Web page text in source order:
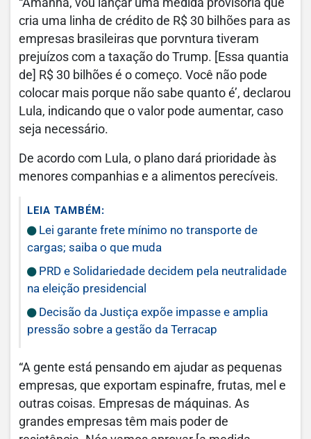
“Amanhã, vou lançar uma medida provisória que
cria uma linha de crédito de R$ 30 bilhões para as
empresas brasileiras que porvntura tiveram
prejuízos com a taxação do Trump. [Essa quantia
de] R$ 30 bilhões é o começo. Você não pode
colocar mais porque não sabe quanto é’, declarou
Lula, indicando que o valor pode aumentar, caso
seja necessário.
De acordo com Lula, o plano dará prioridade às
menores companhias e a alimentos perecíveis.
LEIA TAMBÉM:
Lei garante frete mínimo no transporte de
cargas; saiba o que muda
PRD e Solidariedade decidem pela neutralidade
na eleição presidencial
Decisão da Justiça expõe impasse e amplia
pressão sobre a gestão da Terracap
“A gente está pensando em ajudar as pequenas
empresas, que exportam espinafre, frutas, mel e
outras coisas. Empresas de máquinas. As
grandes empresas têm mais poder de